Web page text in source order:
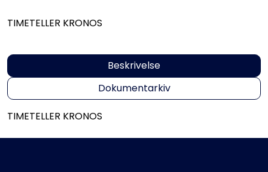
TIMETELLER KRONOS
Beskrivelse
Dokumentarkiv
TIMETELLER KRONOS
Brannslukkere
Hydraulisk styring
Propeller